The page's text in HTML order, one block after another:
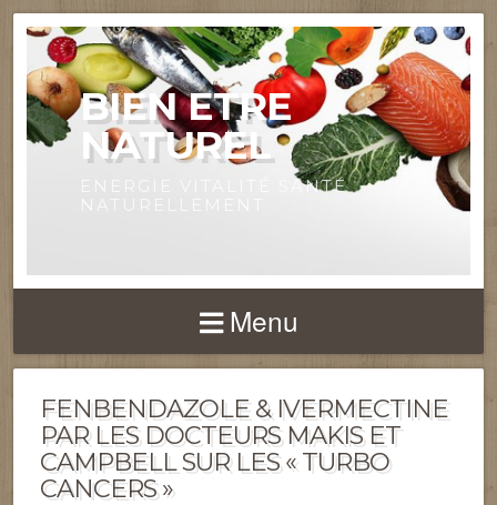
BIEN ETRE
NATUREL
ENERGIE VITALITÉ SANTÉ
Menu
FENBENDAZOLE & IVERMECTINE
PAR LES DOCTEURS MAKIS ET
CAMPBELL SUR LES « TURBO
CANCERS »